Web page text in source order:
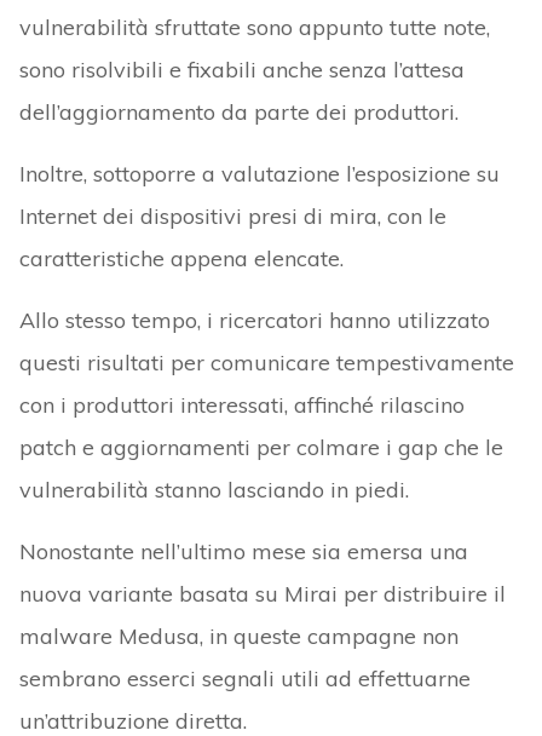
vulnerabilità sfruttate sono appunto tutte note,
sono risolvibili e fixabili anche senza l’attesa
dell’aggiornamento da parte dei produttori.
Inoltre, sottoporre a valutazione l’esposizione su
Internet dei dispositivi presi di mira, con le
caratteristiche appena elencate.
Allo stesso tempo, i ricercatori hanno utilizzato
questi risultati per comunicare tempestivamente
con i produttori interessati, affinché rilascino
patch e aggiornamenti per colmare i gap che le
vulnerabilità stanno lasciando in piedi.
Nonostante nell’ultimo mese sia emersa una
nuova variante basata su Mirai per distribuire il
malware Medusa, in queste campagne non
sembrano esserci segnali utili ad effettuarne
un’attribuzione diretta.